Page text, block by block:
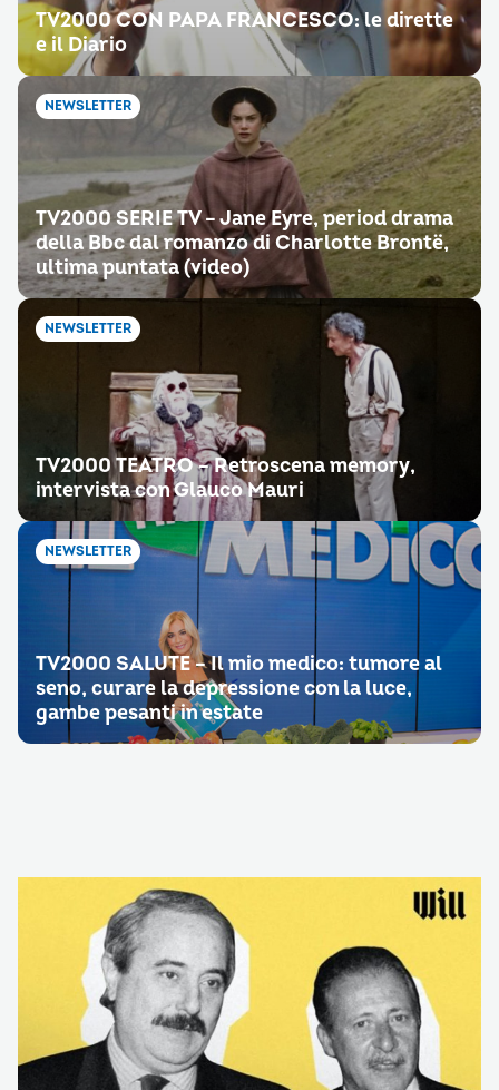
TV2000 CON PAPA FRANCESCO: le dirette
e il Diario
NEWSLETTER
TV2000 SERIE TV – Jane Eyre, period drama
della Bbc dal romanzo di Charlotte Brontë,
ultima puntata (video)
NEWSLETTER
TV2000 TEATRO – Retroscena memory,
intervista con Glauco Mauri
NEWSLETTER
TV2000 SALUTE – Il mio medico: tumore al
seno, curare la depressione con la luce,
gambe pesanti in estate